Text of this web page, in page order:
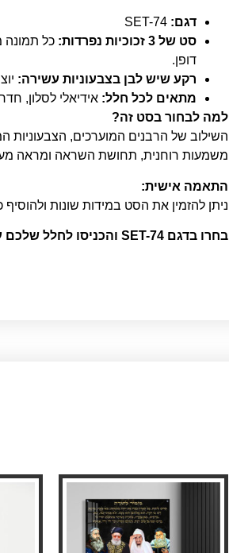
דגם: SET-74
סט של 3 זכוכיות נפרדות:
דופן.
רקע שיש לבן בצבעוניות עשירה:
מתאים לכל חלל: אידיאלי לסלון,
למה לבחור בסט זה?
השילוב של הרבנים המוערכים, הצבעוניות
משמעות רוחנית, תחושת השראה ומראה
התאמה אישית:
ניתן להזמין את הסט במידות שונות
בחרו בדגם SET-74 והכניסו לחלל שלכם עיצוב יוקרתי, קדושה ונוכחות מעוררת השראה שתשאיר רושם עמוק על כל מבקר.